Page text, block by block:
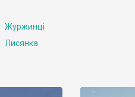
Журжинці
Лисянка